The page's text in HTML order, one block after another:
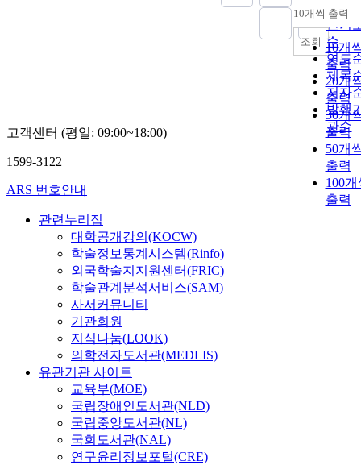
순
인기
순
연도
제목
저자
발행
관순
내림
10개씩 출력
10개
출력
20개
출력
30개
출력
50개
출력
100개
출력
조회
고객센터 (평일: 09:00~18:00)
1599-3122
ARS 번호안내
관련누리집
대학공개강의(KOCW)
학술정보통계시스템(Rinfo)
외국학술지지원센터(FRIC)
학술관계분석서비스(SAM)
사서커뮤니티
기관회원
지식나눔(LOOK)
의학전자도서관(MEDLIS)
유관기관 사이트
교육부(MOE)
국립장애인도서관(NLD)
국립중앙도서관(NL)
국회도서관(NAL)
연구윤리정보포털(CRE)